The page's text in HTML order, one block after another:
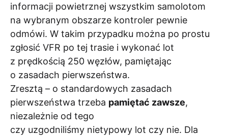
informacji powietrznej wszystkim samolotom
na wybranym obszarze kontroler pewnie
odmówi. W takim przypadku można po prostu
zgłosić VFR po tej trasie i wykonać lot
z prędkością 250 węzłów, pamiętając
o zasadach pierwszeństwa.
Zresztą – o standardowych zasadach
pierwszeństwa trzeba pamiętać zawsze,
niezależnie od tego
czy uzgodniliśmy nietypowy lot czy nie. Dla